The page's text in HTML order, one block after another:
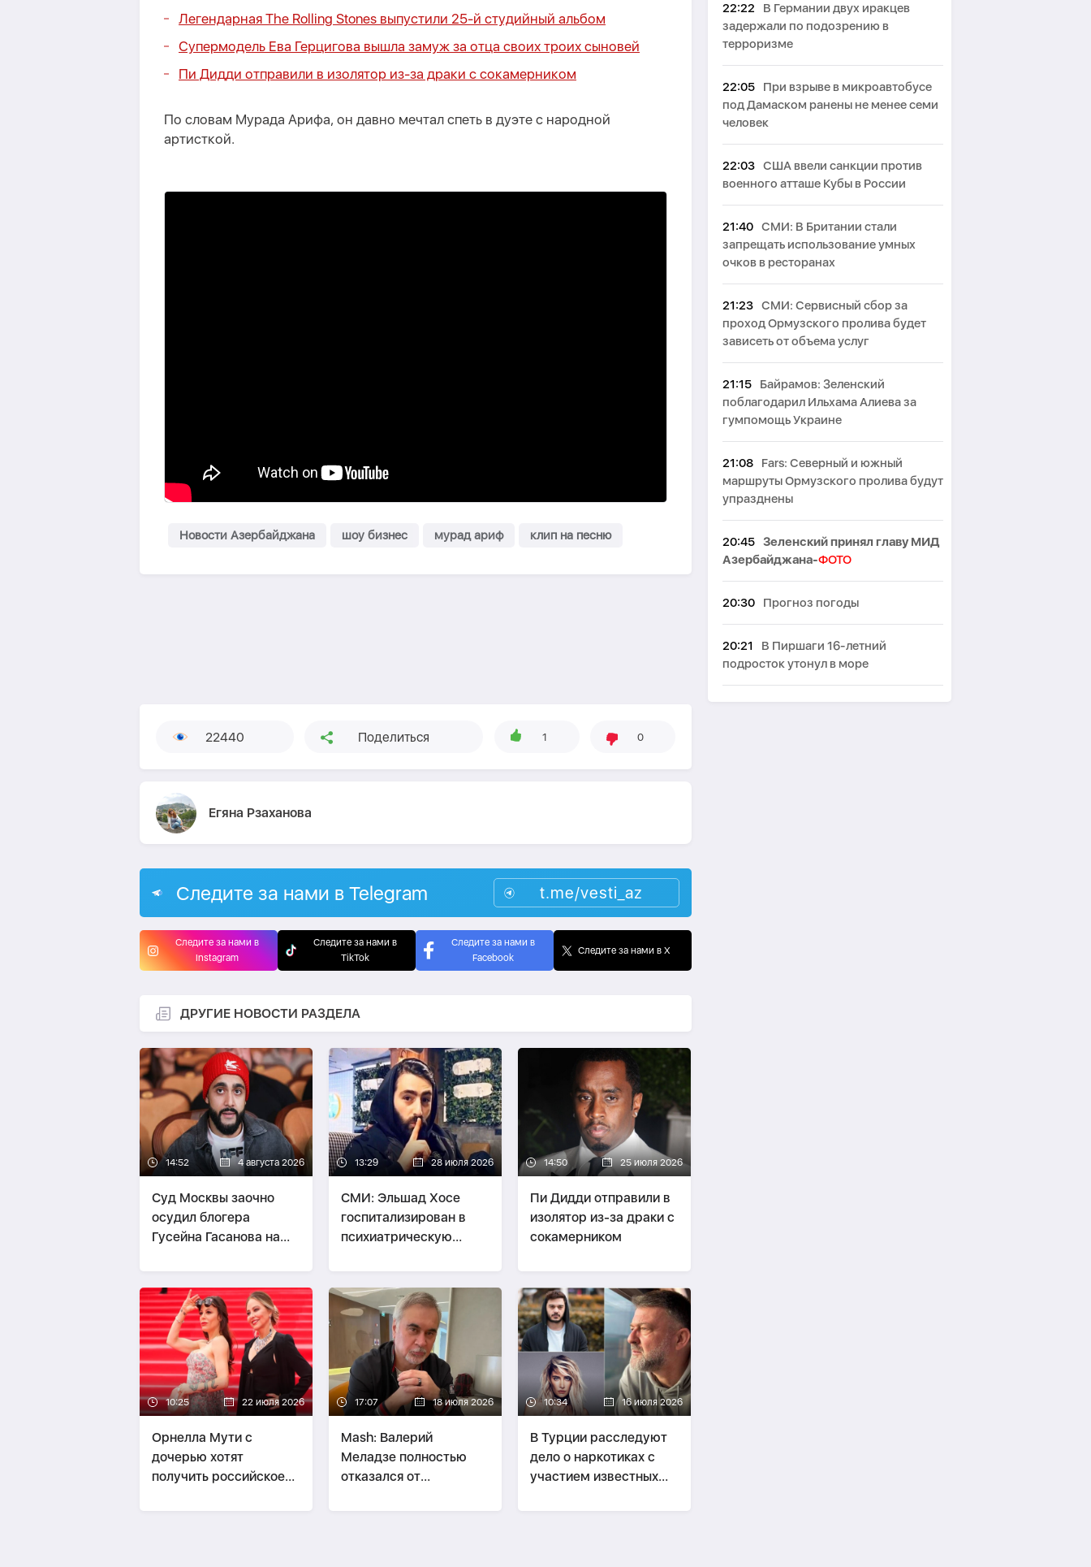
Легендарная The Rolling Stones выпустили 25-й студийный альбом
Супермодель Ева Герцигова вышла замуж за отца своих троих сыновей
Пи Дидди отправили в изолятор из-за драки с сокамерником
По словам Мурада Арифа, он давно мечтал спеть в дуэте с народной
артисткой.
Новости Азербайджана шоу бизнес мурад ариф клип на песню
22440 Поделиться 1 0
Егяна Рзаханова
Следите за нами в Telegram t.me/vesti_az
Следите за нами в
Instagram
Следите за нами в
TikTok
Следите за нами в
Facebook
Следите за нами в X
ДРУГИЕ НОВОСТИ РАЗДЕЛА
14:52 4 августа 2026
Суд Москвы заочно
осудил блогера
Гусейна Гасанова на
13:29 28 июля 2026
СМИ: Эльшад Хосе
госпитализирован в
психиатрическую
14:50 25 июля 2026
Пи Дидди отправили в
изолятор из-за драки с
сокамерником
10:25 22 июля 2026
Орнелла Мути с
дочерью хотят
получить российское
17:07 18 июля 2026
Mash: Валерий
Меладзе полностью
отказался от
10:34 16 июля 2026
В Турции расследуют
дело о наркотиках с
участием известных
бизнеса
22:22
В Германии двух иракцев
задержали по подозрению в
терроризме
22:05
При взрыве в микроавтобусе
под Дамаском ранены не менее семи
человек
22:03 США ввели санкции против
военного атташе Кубы в России
21:40 СМИ: В Британии стали
запрещать использование умных
очков в ресторанах
21:23 СМИ: Сервисный сбор за
проход Ормузского пролива будет
зависеть от объема услуг
21:15
Байрамов: Зеленский
поблагодарил Ильхама Алиева за
гумпомощь Украине
21:08
Fars: Северный и южный
маршруты Ормузского пролива будут
упразднены
20:45 Зеленский принял главу МИД
Азербайджана-ФОТО
20:30 Прогноз погоды
20:21
В Пиршаги 16-летний
подросток утонул в море
20:10 В Баку ограничат движение на